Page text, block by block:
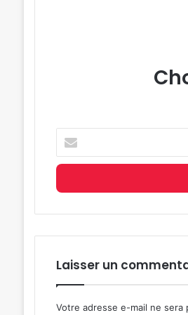
votre
adresse
mail
Laisser un
Votre adresse e-mail ne sera